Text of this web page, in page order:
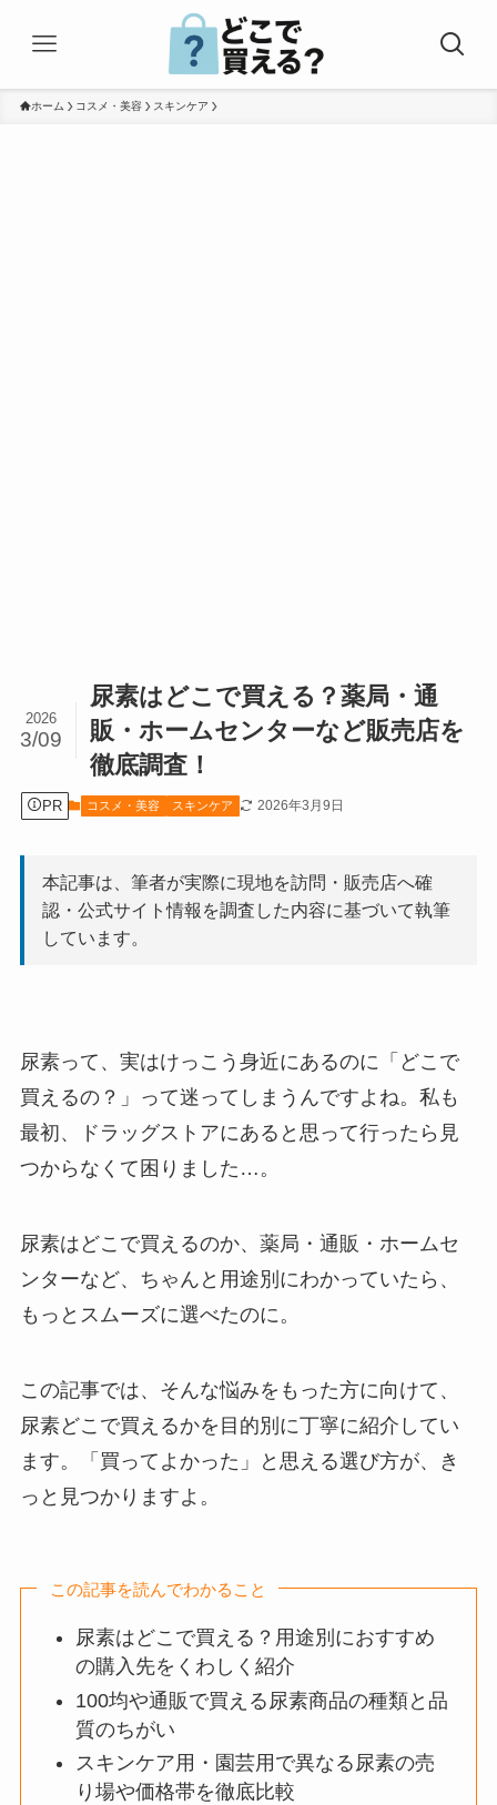
ホーム コスメ・美容 スキンケア
尿素はどこで買える？薬局・通
販・ホームセンターなど販売店を
徹底調査！
2026
3/09
PR コスメ・美容 スキンケア 2026年3月9日
本記事は、筆者が実際に現地を訪問・販売店へ確
認・公式サイト情報を調査した内容に基づいて執筆
しています。
尿素って、実はけっこう身近にあるのに「どこで
買えるの？」って迷ってしまうんですよね。私も
最初、ドラッグストアにあると思って行ったら見
つからなくて困りました…。
尿素はどこで買えるのか、薬局・通販・ホームセ
ンターなど、ちゃんと用途別にわかっていたら、
もっとスムーズに選べたのに。
この記事では、そんな悩みをもった方に向けて、
尿素どこで買えるかを目的別に丁寧に紹介してい
ます。「買ってよかった」と思える選び方が、き
っと見つかりますよ。
この記事を読んでわかること
尿素はどこで買える？用途別におすすめ
の購入先をくわしく紹介
100均や通販で買える尿素商品の種類と品
質のちがい
スキンケア用・園芸用で異なる尿素の売
り場や価格帯を徹底比較